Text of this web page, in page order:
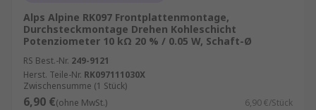
Alps Alpine RK097 Frontplattenmontage,
Durchsteckmontage Drehen Kohleschicht
Potenziometer 10 kΩ 20 % / 0.05 W, Schaft-Ø
RS Best.-Nr. 249-9121
Herst. Teile-Nr. RK097111030X
Zwischensumme (1 Stück)
6,90 €(ohne MwSt.) 6,90 €/Stück